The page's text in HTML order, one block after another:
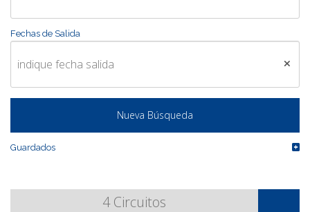
Fechas de Salida
Guardados
4Circuitos